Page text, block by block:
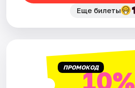
Еще билеты
ПРОМОКОД10%